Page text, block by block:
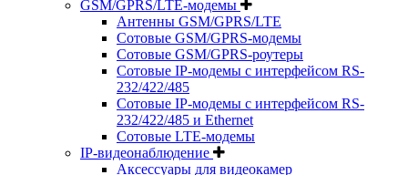
GSM/GPRS/LTE-модемы
Антенны GSM/GPRS/LTE
Сотовые GSM/GPRS-модемы
Сотовые GSM/GPRS-роутеры
Сотовые IP-модемы с интерфейсом RS-
232/422/485
Сотовые IP-модемы с интерфейсом RS-
232/422/485 и Ethernet
Сотовые LTE-модемы
IP-видеонаблюдение
Аксессуары для видеокамер